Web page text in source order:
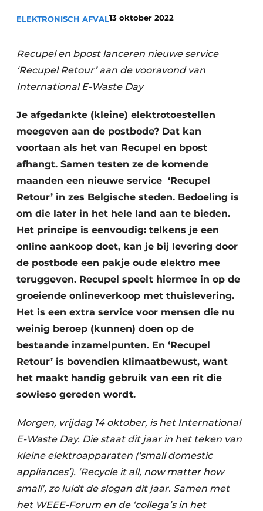
Vacature aanmelden
Video’s
Kranen
Recyclinginstallaties
Detectieapparatuur
Persen
Stofbeheersing
Uitrustingsstukken
Shredders
Transportbanden
Zeven & Brekers
Bedrijfsafval
Bouw & Sloopafval
Elektronisch Afval
Houtafval
Medisch afval
ELEKTRONISCH AFVAL13 oktober 2022
Recupel en bpost lanceren nieuwe service
‘Recupel Retour’ aan de vooravond van
International E-Waste Day
Je afgedankte (kleine) elektrotoestellen
meegeven aan de postbode? Dat kan
voortaan als het van Recupel en bpost
afhangt. Samen testen ze de komende
maanden een nieuwe service ​ ‘Recupel
Retour’ in zes Belgische steden. Bedoeling is
om die later in het hele land aan te bieden.
Het principe is eenvoudig: telkens je een
online aankoop doet, kan je bij levering door
de postbode een pakje oude elektro mee
teruggeven. Recupel speelt hiermee in op de
groeiende onlineverkoop met thuislevering.
Het is een extra service voor mensen die nu
weinig beroep (kunnen) doen op de
bestaande inzamelpunten. En ‘Recupel
Retour’ is bovendien klimaatbewust, want
het maakt handig gebruik van een rit die
sowieso gereden wordt.
Morgen, vrijdag 14 oktober, is het International
E-Waste Day. Die staat dit jaar in het teken van
kleine elektroapparaten (‘small domestic
appliances’). ‘Recycle it all, now matter how
small’, zo luidt de slogan dit jaar. Samen met
het WEEE-Forum en de ‘collega’s in het